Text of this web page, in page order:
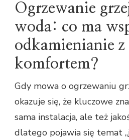
Ogrzewanie
woda: co ma
odkamienianie z
komfortem?
Gdy mowa o ogrzewaniu
okazuje się, że kluczowe
sama instalacja, ale też
dlatego pojawia się temat